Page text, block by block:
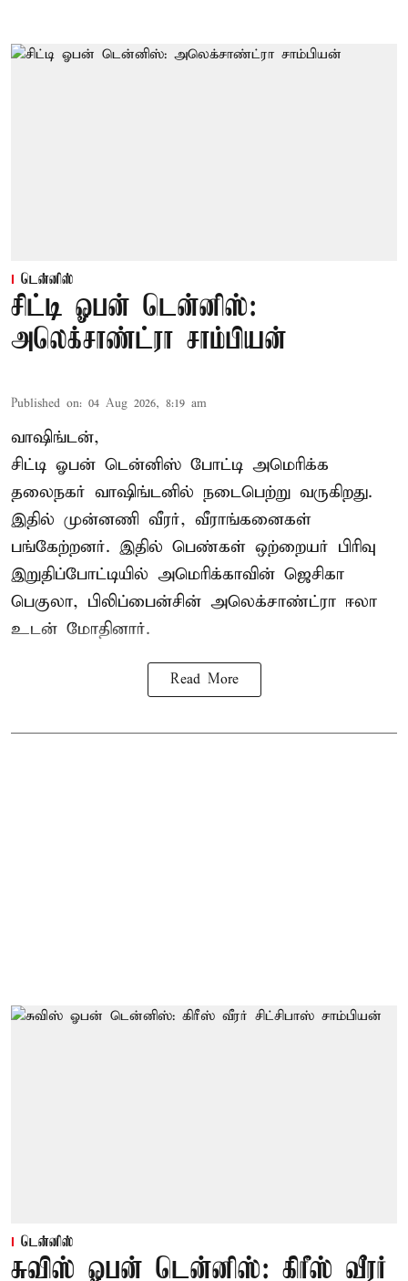
டென்னிஸ்
சிட்டி ஓபன் டென்னிஸ்:
அலெக்சாண்ட்ரா சாம்பியன்
Published on: 04 Aug 2026, 8:19 am
வாஷிங்டன்,
சிட்டி ஓபன் டென்னிஸ் போட்டி அமெரிக்க
தலைநகர் வாஷிங்டனில் நடைபெற்று வருகிறது.
இதில் முன்னணி வீரர், வீராங்கனைகள்
பங்கேற்றனர். இதில் பெண்கள் ஒற்றையர் பிரிவு
இறுதிப்போட்டியில் அமெரிக்காவின் ஜெசிகா
பெகுலா, பிலிப்பைன்சின் அலெக்சாண்ட்ரா ஈலா
உடன் மோதினார்.
Read More
டென்னிஸ்
சுவிஸ் ஓபன் டென்னிஸ்: கிரீஸ் வீரர்